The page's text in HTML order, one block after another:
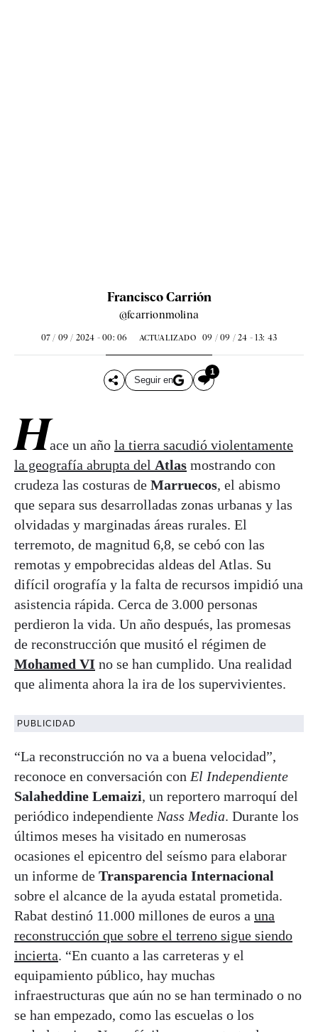
Francisco Carrión
@fcarrionmolina
07 / 09 / 2024 - 00: 06 ACTUALIZADO 09 / 09 / 24 - 13: 43
Seguir en
1
Hace un año la tierra sacudió violentamente
la geografía abrupta del Atlas mostrando con
crudeza las costuras de Marruecos, el abismo
que separa sus desarrolladas zonas urbanas y las
olvidadas y marginadas áreas rurales. El
terremoto, de magnitud 6,8, se cebó con las
remotas y empobrecidas aldeas del Atlas. Su
difícil orografía y la falta de recursos impidió una
asistencia rápida. Cerca de 3.000 personas
perdieron la vida. Un año después, las promesas
de reconstrucción que musitó el régimen de
Mohamed VI no se han cumplido. Una realidad
que alimenta ahora la ira de los supervivientes.
PUBLICIDAD
“La reconstrucción no va a buena velocidad”,
reconoce en conversación con El Independiente
Salaheddine Lemaizi, un reportero marroquí del
periódico independiente Nass Media. Durante los
últimos meses ha visitado en numerosas
ocasiones el epicentro del seísmo para elaborar
un informe de Transparencia Internacional
sobre el alcance de la ayuda estatal prometida.
Rabat destinó 11.000 millones de euros a una
reconstrucción que sobre el terreno sigue siendo
incierta. “En cuanto a las carreteras y el
equipamiento público, hay muchas
infraestructuras que aún no se han terminado o no
se han empezado, como las escuelas o los